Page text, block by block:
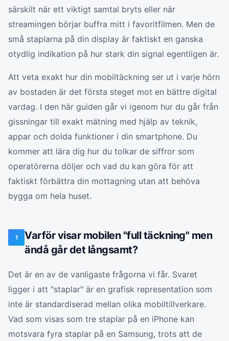
särskilt när ett viktigt samtal bryts eller när
streamingen börjar buffra mitt i favoritfilmen. Men de
små staplarna på din display är faktiskt en ganska
otydlig indikation på hur stark din signal egentligen är.
Att veta exakt hur din mobiltäckning ser ut i varje hörn
av bostaden är det första steget mot en bättre digital
vardag. I den här guiden går vi igenom hur du går från
gissningar till exakt mätning med hjälp av teknik,
appar och dolda funktioner i din smartphone. Du
kommer att lära dig hur du tolkar de siffror som
operatörerna döljer och vad du kan göra för att
faktiskt förbättra din mottagning utan att behöva
bygga om hela huset.
1
Varför visar mobilen "full täckning" men
ändå går det långsamt?
Det är en av de vanligaste frågorna vi får. Svaret
ligger i att "staplar" är en grafisk representation som
inte är standardiserad mellan olika mobiltillverkare.
Vad som visas som tre staplar på en iPhone kan
motsvara fyra staplar på en Samsung, trots att de